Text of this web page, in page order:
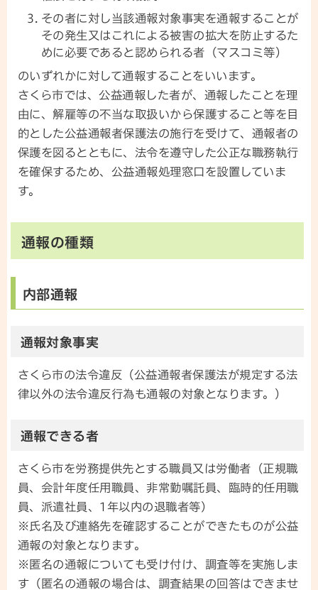
その者に対し当該通報対象事実を通報することが
その発生又はこれによる被害の拡大を防止するた
めに必要であると認められる者（マスコミ等）
のいずれかに対して通報することをいいます。
さくら市では、公益通報した者が、通報したことを理
由に、解雇等の不当な取扱いから保護すること等を目
的とした公益通報者保護法の施行を受けて、通報者の
保護を図るとともに、法令を遵守した公正な職務執行
を確保するため、公益通報処理窓口を設置していま
す。
通報の種類
内部通報
通報対象事実
さくら市の法令違反（公益通報者保護法が規定する法
律以外の法令違反行為も通報の対象となります。）
通報できる者
さくら市を労務提供先とする職員又は労働者（正規職
員、会計年度任用職員、非常勤嘱託員、臨時的任用職
員、派遣社員、1年以内の退職者等）
※氏名及び連絡先を確認することができたものが公益
通報の対象となります。
※匿名の通報についても受け付け、調査等を実施しま
す（匿名の通報の場合は、調査結果の回答はできませ